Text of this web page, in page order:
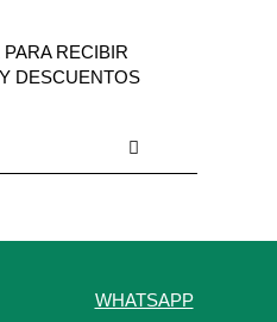
RECIBIR
DESCUENTOS
WHATSAPP